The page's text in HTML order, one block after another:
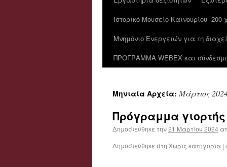
Ιστορικό Μουσείο Καινουρίου -
Μνημόνιο Ενεργειών για τη
ΠΡΟΓΡΑΜΜΑ WEBEX και
Μηνιαία Αρχεία: Μάρτιος
Πρόγραμμα
Δημοσιεύθηκε την21 Μαρτίου 2024
Δημοσιεύθηκε στη Χωρίς κατηγορία |